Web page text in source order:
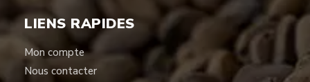
LIENS RAPIDES
Mon compte
Nous contacter